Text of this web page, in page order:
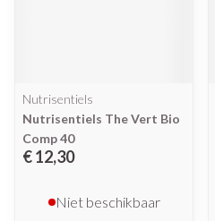
Nutrisentiels
Nutrisentiels The Vert Bio
Comp 40
€ 12,30
Niet beschikbaar